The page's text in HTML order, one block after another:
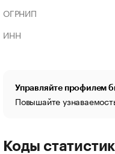
ОГРНИП
ИНН
Управляйте профилем
Повышайте
Коды